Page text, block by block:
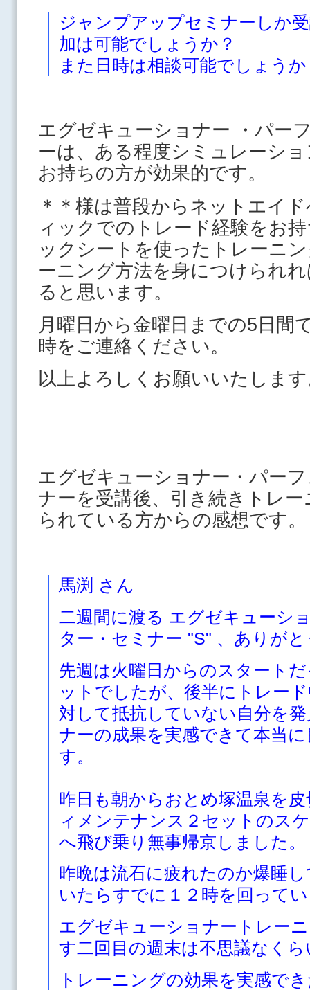
ジャンプアップセミナーしか
加は可能でしょうか？
また日時は相談可能でしょう
エグゼキューショナー ・パー
ーは、ある程度シミュレーシ
お持ちの方が効果的です。
＊＊様は普段からネットエイ
ィックでのトレード経験をお
ックシートを使ったトレーニ
ーニング方法を身につけられ
ると思います。
月曜日から金曜日までの5日間
時をご連絡ください。
以上よろしくお願いいたしま
エグゼキューショナー・パー
ナーを受講後、引き続きトレ
られている方からの感想です。
馬渕 さん
二週間に渡る エグゼキューシ
ター・セミナー "S" 、ありが
先週は火曜日からのスタート
ットでしたが、後半にトレー
対して抵抗していない自分を
ナーの成果を実感できて本当
す。
昨日も朝からおとめ塚温泉を
ィメンテナンス２セットのス
へ飛び乗り無事帰京しました。
昨晩は流石に疲れたのか爆睡
いたらすでに１２時を回って
エグゼキューショナートレー
す二回目の週末は不思議なく
トレーニングの効果を実感で